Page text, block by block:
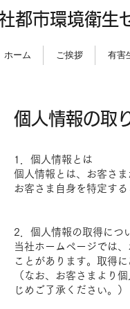
都市環境衛生
ホーム ご挨拶 有害
個人情報の取
1．個人情報とは
個人情報とは、お客さ
お客さま自身を特定す
2．個人情報の取得につ
当社ホームページでは
ことがあります。取得
（なお、お客さまより
じめご了承ください。）